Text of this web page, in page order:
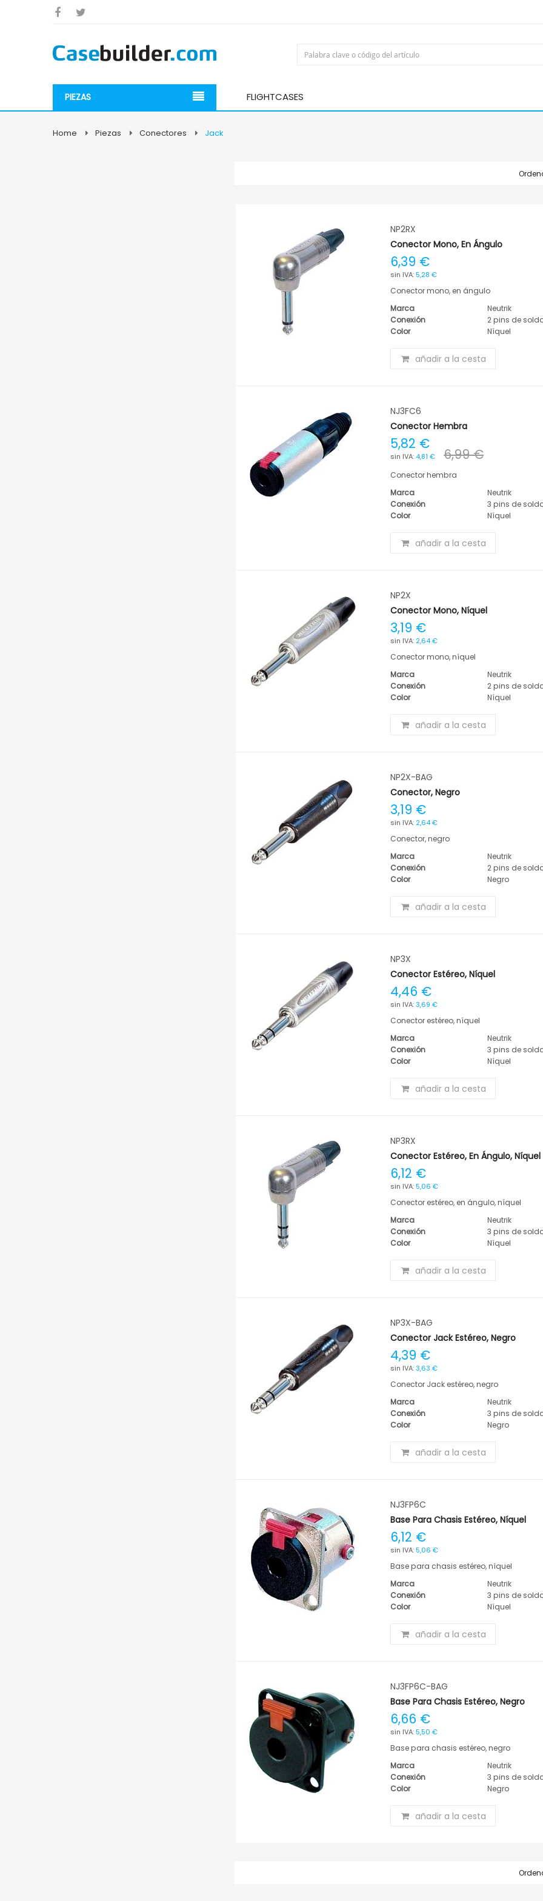
PIEZAS FLIGHTCASES
Home Piezas Conectores Jack
NP2RX
Conector Mono, En Ángulo
6,39 €
5,28 €
Conector mono, en ángulo
Marca
Neutrik
Conexión
2 pins de
Color
Níquel
añadir a la cesta
NJ3FC6
Conector Hembra
5,82 €
4,81 € 6,99 €
Conector hembra
Marca
Neutrik
Conexión
3 pins de
Color
Níquel
añadir a la cesta
NP2X
Conector Mono, Níquel
3,19 €
2,64 €
Conector mono, níquel
Marca
Neutrik
Conexión
2 pins de
Color
Níquel
añadir a la cesta
NP2X-BAG
Conector, Negro
3,19 €
2,64 €
Conector, negro
Marca
Neutrik
Conexión
2 pins de
Color
Negro
añadir a la cesta
NP3X
Conector Estéreo, Níquel
4,46 €
3,69 €
Conector estéreo, níquel
Marca
Neutrik
Conexión
3 pins de
Color
Níquel
añadir a la cesta
NP3RX
Conector Estéreo, En Ángulo, Níquel
6,12 €
5,06 €
Conector estéreo, en ángulo, níquel
Marca
Neutrik
Conexión
3 pins de
Color
Níquel
añadir a la cesta
NP3X-BAG
Conector Jack Estéreo, Negro
4,39 €
3,63 €
Conector Jack estéreo, negro
Marca
Neutrik
Conexión
3 pins de
Color
Negro
añadir a la cesta
NJ3FP6C
Base Para Chasis Estéreo, Níquel
6,12 €
5,06 €
Base para chasis estéreo, níquel
Marca
Neutrik
Conexión
3 pins de
Color
Níquel
añadir a la cesta
NJ3FP6C-BAG
Base Para Chasis Estéreo, Negro
6,66 €
5,50 €
Base para chasis estéreo, negro
Marca
Neutrik
Conexión
3 pins de
Color
Negro
añadir a la cesta